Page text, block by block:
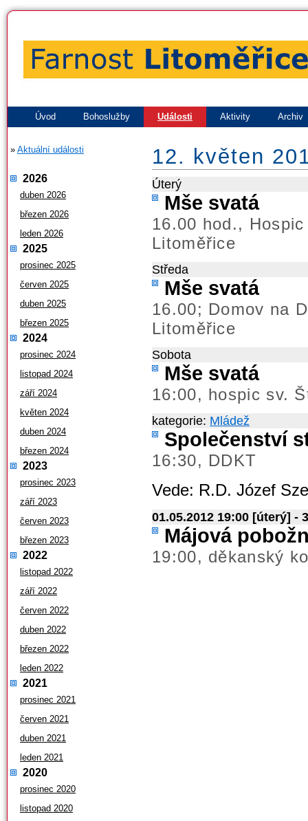
Úvod Bohoslužby Události Aktivity Archiv
» Aktuální události
2026
duben 2026
březen 2026
leden 2026
2025
prosinec 2025
červen 2025
duben 2025
březen 2025
2024
prosinec 2024
listopad 2024
září 2024
květen 2024
duben 2024
březen 2024
2023
prosinec 2023
září 2023
červen 2023
březen 2023
2022
listopad 2022
září 2022
červen 2022
duben 2022
březen 2022
leden 2022
2021
prosinec 2021
červen 2021
duben 2021
leden 2021
2020
prosinec 2020
listopad 2020
12. květen
Úterý
Mše svatá
16.00 hod.,
Litoměřice
Středa
Mše svatá
16.00; Domov na
Litoměřice
Sobota
Mše svatá
16:00, hospic sv.
kategorie: Mládež
Společenství
16:30, DDKT
Vede: R.D. Józef
01.05.2012 19:00 [úterý] -
Májová
19:00, děkanský